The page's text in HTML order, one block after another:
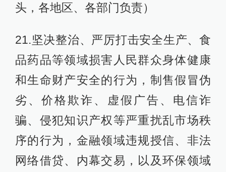
头，各地区、各部门负责）
21.坚决整治、严厉打击安全生产、食
品药品等领域损害人民群众身体健康
和生命财产安全的行为，制售假冒伪
劣、价格欺诈、虚假广告、电信诈
骗、侵犯知识产权等严重扰乱市场秩
序的行为，金融领域违规授信、非法
网络借贷、内幕交易，以及环保领域